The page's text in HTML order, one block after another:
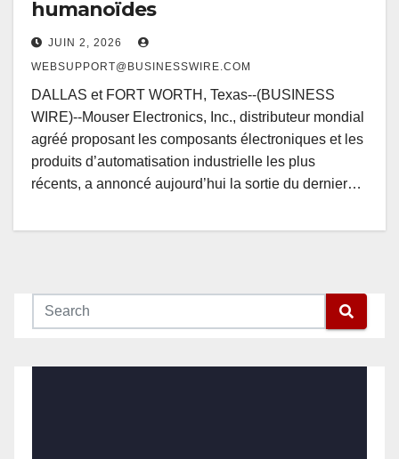
humanoïdes
JUIN 2, 2026
WEBSUPPORT@BUSINESSWIRE.COM
DALLAS et FORT WORTH, Texas--(BUSINESS
WIRE)--Mouser Electronics, Inc., distributeur mondial
agréé proposant les composants électroniques et les
produits d’automatisation industrielle les plus
récents, a annoncé aujourd’hui la sortie du dernier…